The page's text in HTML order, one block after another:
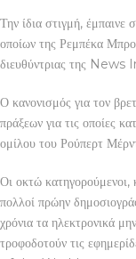
Την ίδια στιγμή, έμπαινε
οποίων της Ρεμπέκα
διευθύντριας της
Ο κανονισμός για τον
πράξεων για τις οποίες
ομίλου του Ρούπερτ
Οι οκτώ
πολλοί πρώην
χρόνια τα ηλεκτρονικά
τροφοδοτούν τις